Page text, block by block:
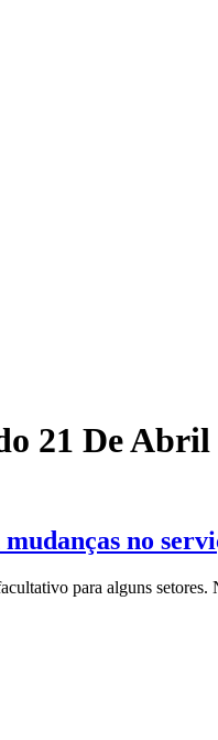
21 De Abril
no
para alguns